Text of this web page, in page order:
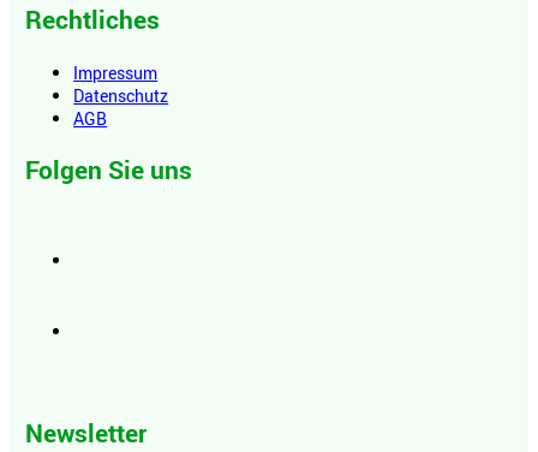
Rechtliches
Impressum
Datenschutz
AGB
Folgen Sie uns
Newsletter